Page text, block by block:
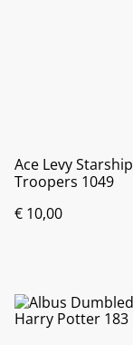
Ace Levy Starship
Troopers 1049
€ 10,00